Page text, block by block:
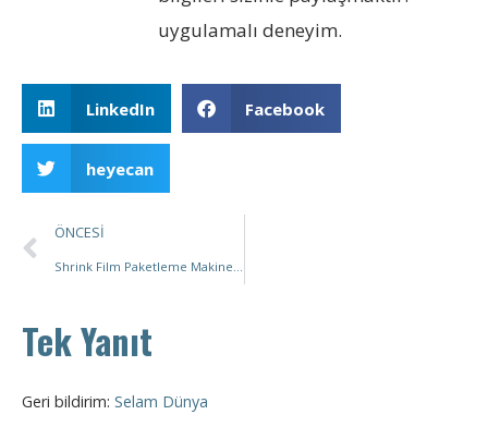
uygulamalı deneyim.
LinkedIn Facebook
heyecan
ÖNCESI
Shrink Film Paketleme Makineleri İçin Kapsamlı Kılavuz: Türler, Uygulamalar ve Seçim Kriterleri
Tek Yanıt
Geri bildirim: Selam Dünya